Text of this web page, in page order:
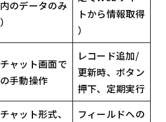
内のデータのみ
）
トから情報取得
）
チャット画面で
の手動操作
レコード追加/
更新時、ボタン
押下、定期実行
チャット形式、
フィールドへの